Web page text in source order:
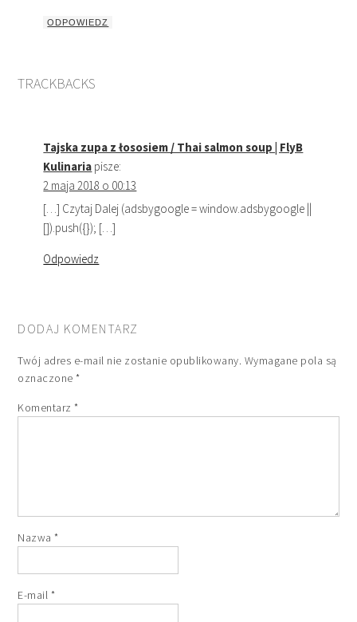
ODPOWIEDZ
TRACKBACKS
Tajska zupa z łososiem / Thai salmon soup | FlyB
Kulinaria pisze:
2 maja 2018 o 00:13
[…] Czytaj Dalej (adsbygoogle = window.adsbygoogle ||
[]).push({}); […]
Odpowiedz
DODAJ KOMENTARZ
Twój adres e-mail nie zostanie opublikowany. Wymagane pola są
oznaczone*
Komentarz*
Nazwa*
E-mail *